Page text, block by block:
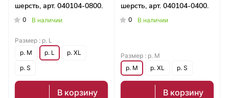
шерсть, арт. 040104-0800.
0 В наличии
В корзину
Размер : р. L
р. M
р. L
р. XL
р. S
шерсть, арт. 040104-0400.
0 В наличии
В корзину
Размер : р. M
р. M
р. XL р. S